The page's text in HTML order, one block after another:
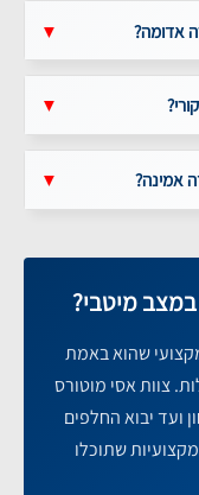
אדומה? ▼
▼
אמינה? ▼
מיטבי?
שהוא באמת
צוות אסי מוטורס
ועד יבוא החלפים
שתוכלו